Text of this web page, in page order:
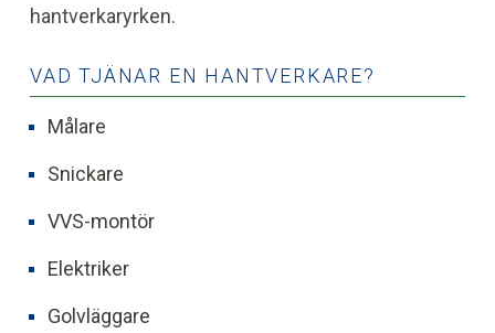
hantverkaryrken.
VAD TJÄNAR EN HANTVERKARE?
Målare
Snickare
VVS-montör
Elektriker
Golvläggare